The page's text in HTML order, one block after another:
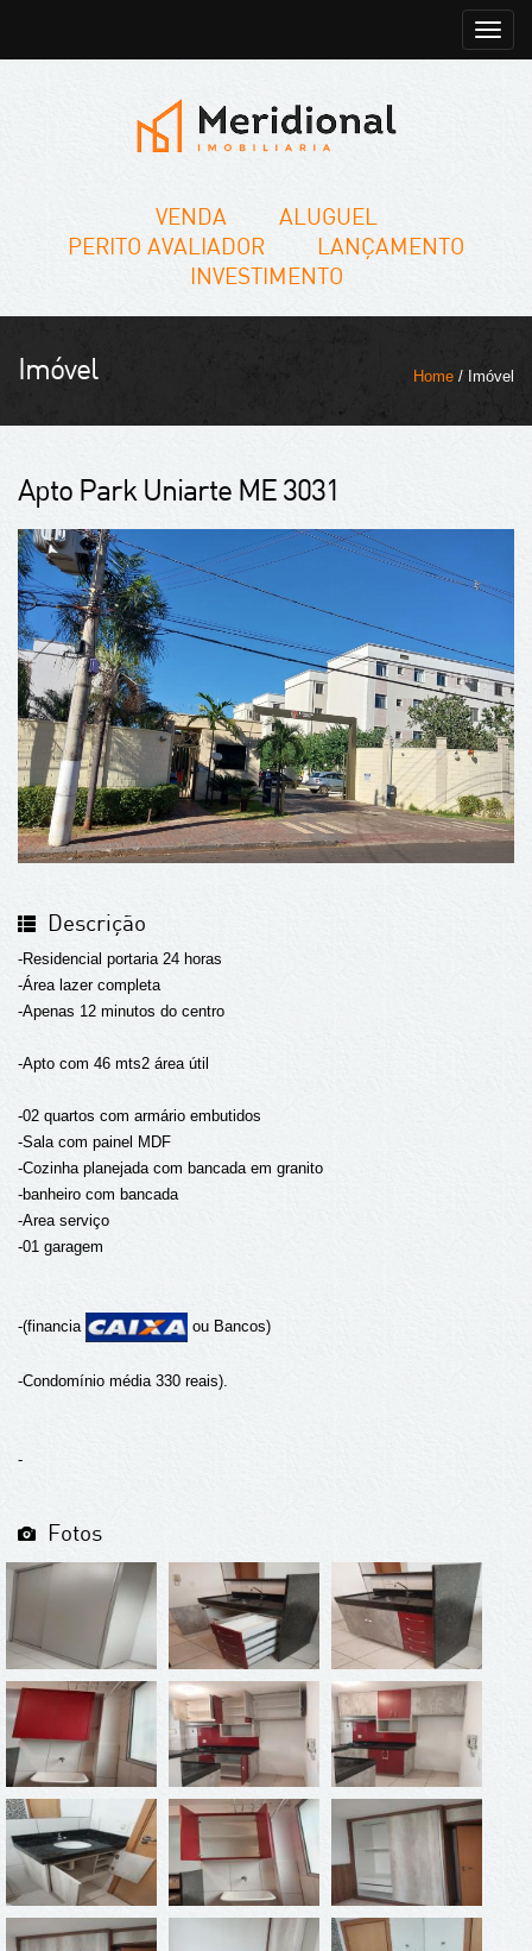
Toggle
VENDA
ALUGUEL
PERITO AVALIADOR
LANÇAMENTO
INVESTIMENTO
Home / Imóvel
Imóvel
Apto Park Uniarte ME 3031
Descrição
-Residencial portaria 24 horas
-Área lazer completa
-Apenas 12 minutos do centro
-Apto com 46 mts2 área útil
-02 quartos com armário embutidos
-Sala com painel MDF
-Cozinha planejada com bancada em granito
-banheiro com bancada
-Area serviço
-01 garagem
-(financia ou Bancos)
-Condomínio média 330 reais).
-
Fotos